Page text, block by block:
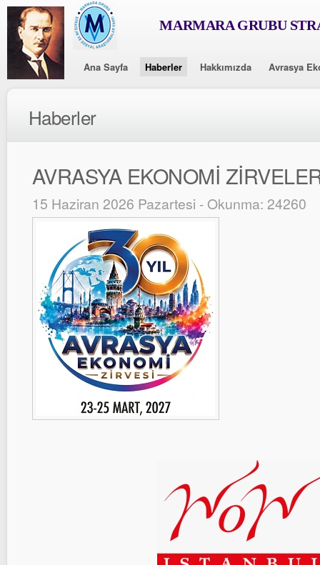
MARMARA GRUBU
Ana Sayfa Haberler Hakkımızda Avrasya
Haberler
AVRASYA EKONOMİ
15 Haziran 2026 Pazartesi - Okunma: 24260